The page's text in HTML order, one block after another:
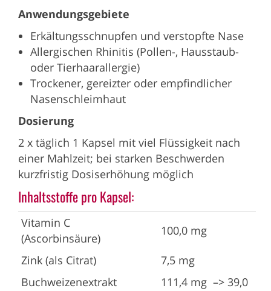
Anwendungsgebiete
Erkältungsschnupfen und verstopfte Nase
Allergischen Rhinitis (Pollen-, Hausstaub-
oder Tierhaarallergie)
Trockener, gereizter oder empfindlicher
Nasenschleimhaut
Dosierung
2 x täglich 1 Kapsel mit viel Flüssigkeit nach
einer Mahlzeit; bei starken Beschwerden
kurzfristig Dosiserhöhung möglich
Inhaltsstoffe pro Kapsel:
Vitamin C
(Ascorbinsäure)
100,0 mg
Zink (als Citrat)
7,5 mg
Buchweizenextrakt
111,4 mg –> 39,0